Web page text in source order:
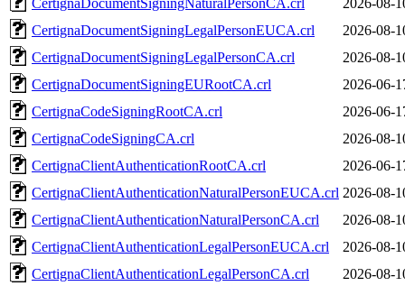
CertignaDocumentSigningLegalPersonEUCA.crl
2026-08-
CertignaDocumentSigningLegalPersonCA.crl
2026-08-
CertignaDocumentSigningEURootCA.crl
2026-06-
CertignaCodeSigningRootCA.crl
2026-06-
CertignaCodeSigningCA.crl
2026-08-
CertignaClientAuthenticationRootCA.crl
2026-06-
CertignaClientAuthenticationNaturalPersonEUCA.crl 2026-08-
CertignaClientAuthenticationNaturalPersonCA.crl
2026-08-
CertignaClientAuthenticationLegalPersonEUCA.crl
2026-08-
CertignaClientAuthenticationLegalPersonCA.crl
2026-08-